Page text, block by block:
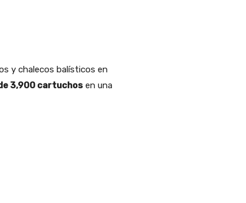
y chalecos balísticos en
3,900 cartuchos en una